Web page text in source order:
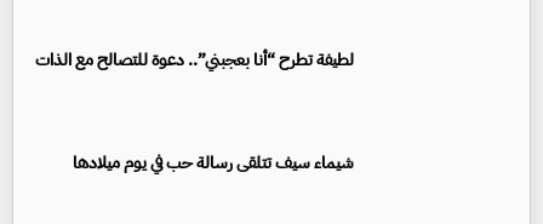
لطيفة تطرح “أنا بعجبني”.. دعوة للتصالح مع الذات
شيماء سيف تتلقى رسالة حب في يوم ميلادها